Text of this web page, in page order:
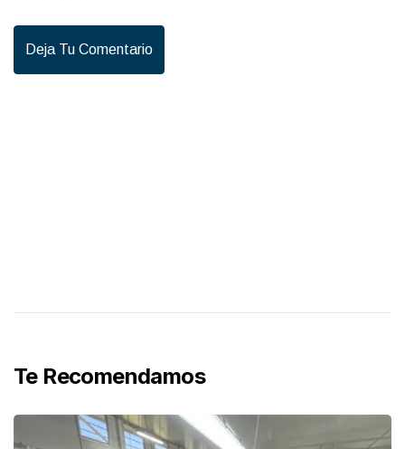
Deja Tu Comentario
Te Recomendamos